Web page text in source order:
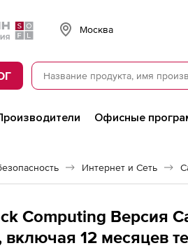
Москва
Офисные
Интернет и Сеть
Computing Версия
включая 12 месяцев